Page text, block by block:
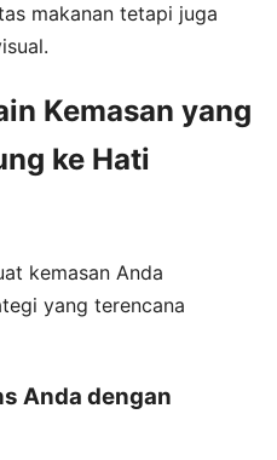
makanan tetapi juga
Kemasan yang
ke Hati
kemasan Anda
yang terencana
Anda dengan